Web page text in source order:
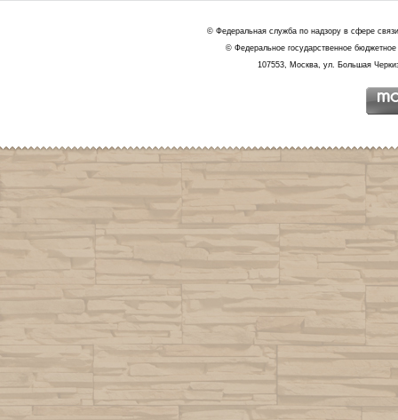
© Федеральная служба по надзору в сфере
© Федеральное государственное
107553, Москва, ул. Большая